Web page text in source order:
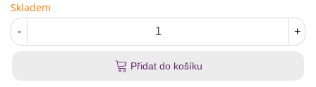
Skladem
- +
Přidat do košíku